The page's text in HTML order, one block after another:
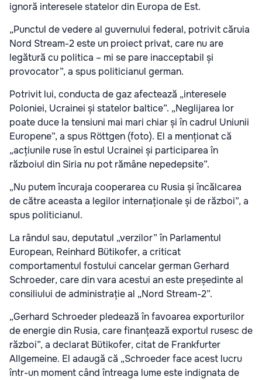
ignoră interesele statelor din Europa de Est.
„Punctul de vedere al guvernului federal, potrivit căruia
Nord Stream-2 este un proiect privat, care nu are
legătură cu politica – mi se pare inacceptabil și
provocator”, a spus politicianul german.
Potrivit lui, conducta de gaz afectează „interesele
Poloniei, Ucrainei și statelor baltice”. „Neglijarea lor
poate duce la tensiuni mai mari chiar și în cadrul Uniunii
Europene”, a spus Röttgen (foto). El a menționat că
„acțiunile ruse în estul Ucrainei și participarea în
războiul din Siria nu pot rămâne nepedepsite”.
„Nu putem încuraja cooperarea cu Rusia și încălcarea
de către aceasta a legilor internaționale și de război”, a
spus politicianul.
La rândul sau, deputatul „verzilor” în Parlamentul
European, Reinhard Bütikofer, a criticat
comportamentul fostului cancelar german Gerhard
Schroeder, care din vara acestui an este președinte al
consiliului de administrație al „Nord Stream-2”.
„Gerhard Schroeder pledează în favoarea exporturilor
de energie din Rusia, care finanțează exportul rusesc de
război”, a declarat Bütikofer, citat de Frankfurter
Allgemeine. El adaugă că „Schroeder face acest lucru
într-un moment când întreaga lume este indignata de